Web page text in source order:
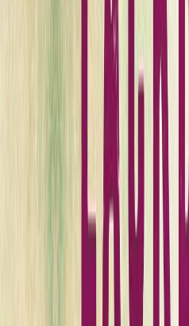
Το καλοκαίρι στο γραφικό
ώσπου ένα τηλεφώνημα ταράζει τη
επιθεωρητή Πάτρικ Χέντστρεμ.